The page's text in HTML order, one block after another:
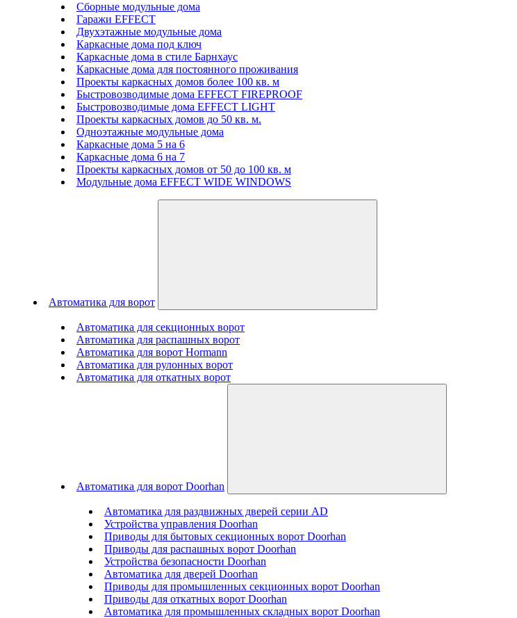
Сборные модульные дома
Гаражи EFFECT
Двухэтажные модульные дома
Каркасные дома под ключ
Каркасные дома в стиле Барнхаус
Каркасные дома для постоянного проживания
Проекты каркасных домов более 100 кв. м
Быстровозводимые дома EFFECT FIREPROOF
Быстровозводимые дома EFFECT LIGHT
Проекты каркасных домов до 50 кв. м.
Одноэтажные модульные дома
Каркасные дома 5 на 6
Каркасные дома 6 на 7
Проекты каркасных домов от 50 до 100 кв. м
Модульные дома EFFECT WIDE WINDOWS
Автоматика для ворот
Автоматика для секционных ворот
Автоматика для распашных ворот
Автоматика для ворот Hormann
Автоматика для рулонных ворот
Автоматика для откатных ворот
Автоматика для ворот Doorhan
Автоматика для раздвижных дверей серии AD
Устройства управления Doorhan
Приводы для бытовых секционных ворот Doorhan
Приводы для распашных ворот Doorhan
Устройства безопасности Doorhan
Автоматика для дверей Doorhan
Приводы для промышленных секционных ворот Doorhan
Приводы для откатных ворот Doorhan
Автоматика для промышленных складных ворот Doorhan